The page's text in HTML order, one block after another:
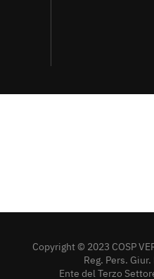
Copyright © 2023 COSP
Reg. Pers.
Ente del Terzo